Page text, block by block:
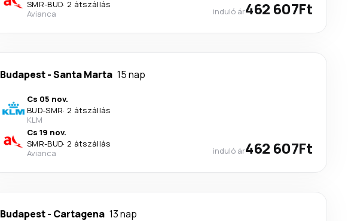
SMR-BUD· 2 átszállás
Avianca
induló ár462 607Ft
Budapest-Santa Marta 15 nap
Cs 05 nov.
BUD-SMR· 2 átszállás
KLM
Cs 19 nov.
SMR-BUD· 2 átszállás
Avianca
induló ár462 607Ft
Budapest- Cartagena 13 nap